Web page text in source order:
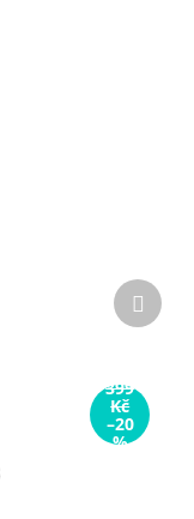
399
Kč
–20
%
Další